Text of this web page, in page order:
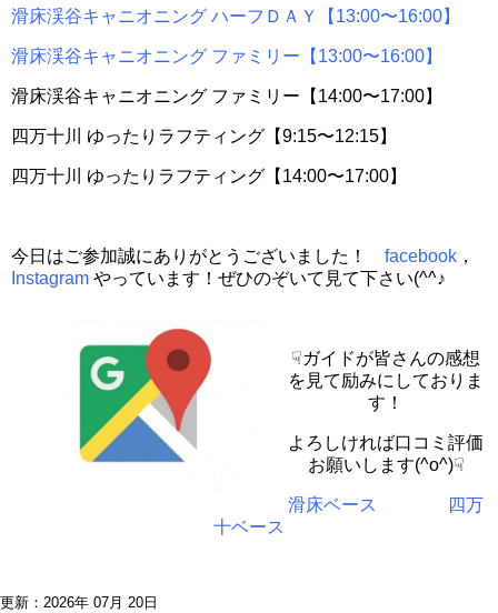
滑床渓谷キャニオニング ハーフＤＡＹ【13:00〜16:00】
滑床渓谷キャニオニング ファミリー【13:00〜16:00】
滑床渓谷キャニオニング ファミリー【14:00〜17:00】
四万十川 ゆったりラフティング【9:15〜12:15】
四万十川 ゆったりラフティング【14:00〜17:00】
今日はご参加誠にありがとうございました！ facebook ，
Instagram やっています！ぜひのぞいて見て下さい(^^♪
☟ガイドが皆さんの感想
を見て励みにしておりま
す！
よろしければ口コミ評価
お願いします(^o^)☟
滑床ベース
四万
十ベース
更新：2026年 07月 20日